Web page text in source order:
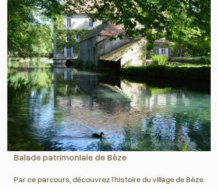
Balade patrimoniale de Bèze
Par ce parcours, découvrez l’histoire du village de Bèze.